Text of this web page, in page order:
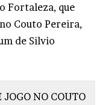
Fortaleza, que
Couto Pereira,
de Silvio
NO COUTO